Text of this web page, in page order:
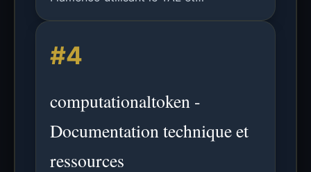
champs sémantiques et explorer les
connexions historiques via les motifs
#4
computationaltoken -
Documentation technique et
ressources